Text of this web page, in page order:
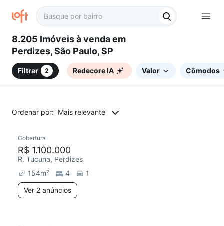
8.205 Imóveis à venda em
Perdizes, São Paulo, SP
Filtrar 2 Redecore IA Valor Cômodos
Ordenar por: Mais relevante
Redecorar
Cobertura
R$ 1.100.000
R. Tucuna, Perdizes
154m² 4
1
Ver 2 anúncios